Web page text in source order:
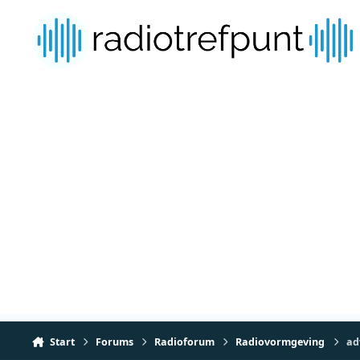
Start Forums Radioforum Radiovormgeving